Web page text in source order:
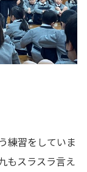
練習をしていま
もスラスラ言え